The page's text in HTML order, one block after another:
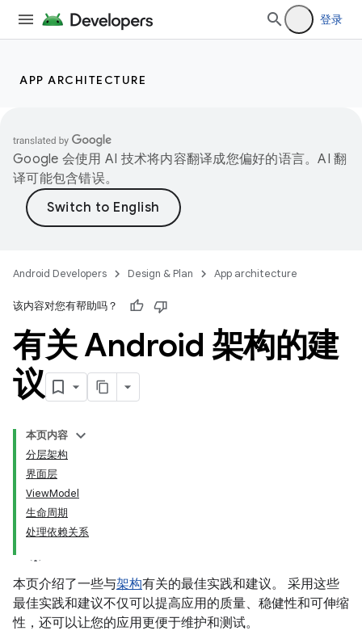
登录
APP ARCHITECTURE
Google 会使用 AI 技术将内容翻译成您偏好的语言。AI 翻
译可能包含错误。
Android Developers Design & Plan App architecture
该内容对您有帮助吗？
有关 Android 架构的建
议
本页内容
分层架构
界面层
ViewModel
生命周期
处理依赖关系
本页介绍了一些与架构有关的最佳实践和建议。 采用这些
最佳实践和建议不仅可以提高应用的质量、稳健性和可伸缩
性，还可以让您的应用更便于维护和测试。